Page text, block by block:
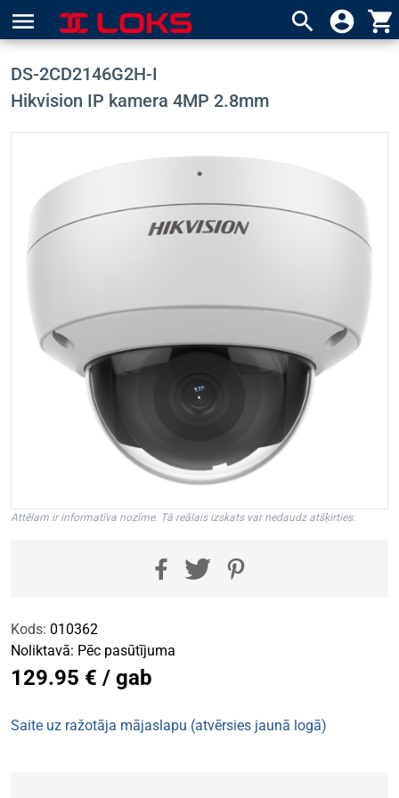
menu search account_circle shopping_cart
DS-2CD2146G2H-I
Hikvision IP kamera 4MP 2.8mm
Attēlam ir informatīva nozīme. Tā reālais izskats var nedaudz atšķirties.
Kods: 010362
Noliktavā: Pēc pasūtījuma
129.95 € / gab
Saite uz ražotāja mājaslapu (atvērsies jaunā logā)